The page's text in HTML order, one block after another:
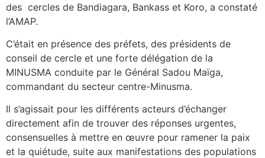
des cercles de Bandiagara, Bankass et Koro, a constaté
l’AMAP.
C’était en présence des préfets, des présidents de
conseil de cercle et une forte délégation de la
MINUSMA conduite par le Général Sadou Maïga,
commandant du secteur centre-Minusma.
Il s’agissait pour les différents acteurs d’échanger
directement afin de trouver des réponses urgentes,
consensuelles à mettre en œuvre pour ramener la paix
et la quiétude, suite aux manifestations des populations